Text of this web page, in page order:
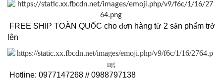
FREE SHIP TOÀN QUỐC chođơn hàng từ 2 sản phẩm trở
lên
Hotline: 0977147268 // 0988797138